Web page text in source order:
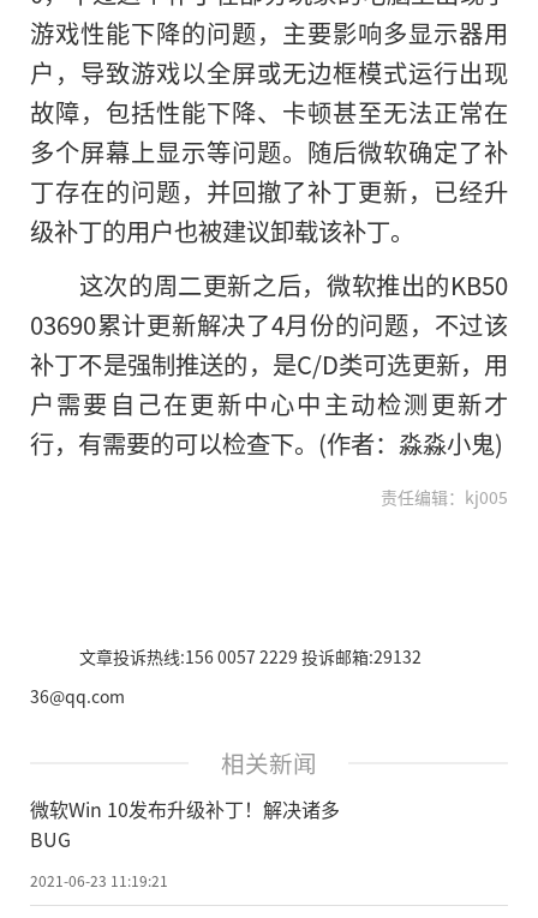
游戏性能下降的问题，主要影响多显示器用
户，导致游戏以全屏或无边框模式运行出现
故障，包括性能下降、卡顿甚至无法正常在
多个屏幕上显示等问题。随后微软确定了补
丁存在的问题，并回撤了补丁更新，已经升
级补丁的用户也被建议卸载该补丁。
这次的周二更新之后，微软推出的KB50
03690累计更新解决了4月份的问题，不过该
补丁不是强制推送的，是C/D类可选更新，用
户需要自己在更新中心中主动检测更新才
行，有需要的可以检查下。(作者：淼淼小鬼)
责任编辑：kj005
文章投诉热线:156 0057 2229 投诉邮箱:29132
36@qq.com
相关新闻
微软Win 10发布升级补丁！解决诸多
BUG
2021-06-23 11:19:21